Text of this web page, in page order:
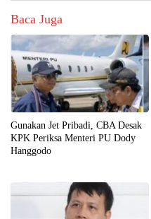
Baca Juga
Gunakan Jet Pribadi, CBA Desak
KPK Periksa Menteri PU Dody
Hanggodo